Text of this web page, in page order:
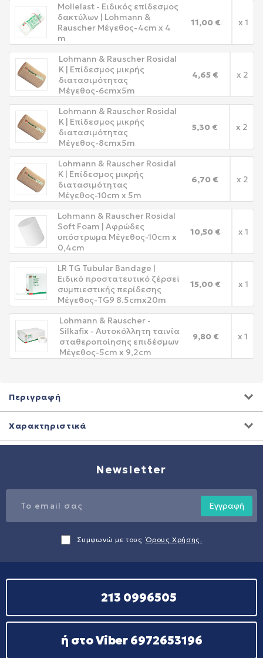
Mollelast - Ειδικός επίδεσμος
δακτύλων | Lohmann &
Rauscher Μέγεθος-4cm x 4
m
11,00 € x 1
Lohmann & Rauscher Rosidal
K | Επίδεσμος μικρής
διατασιμότητας
Μέγεθος-6cmx5m
4,65 € x 2
Lohmann & Rauscher Rosidal
K | Επίδεσμος μικρής
διατασιμότητας
Μέγεθος-8cmx5m
5,30 € x 2
Lohmann & Rauscher Rosidal
K | Επίδεσμος μικρής
διατασιμότητας
Μέγεθος-10cm x 5m
6,70 € x 2
Lohmann & Rauscher Rosidal
Soft Foam | Αφρώδες
υπόστρωμα Μέγεθος-10cm x
0,4cm
10,50 € x 1
LR TG Tubular Bandage |
Ειδικό προστατευτικό ζέρσεϊ
συμπιεστικής περίδεσης
Μέγεθος-TG9 8.5cmx20m
15,00 € x 1
Lohmann & Rauscher -
Silkafix - Αυτοκόλλητη ταινία
σταθεροποίησης επιδέσμων
Μέγεθος-5cm x 9,2cm
9,80 € x 1
Περιγραφή
Χαρακτηριστικά
Newsletter
Εγγραφή
Συμφωνώ με τους Όρους Χρήσης.
213 0996505
ή στο Viber 6972653196